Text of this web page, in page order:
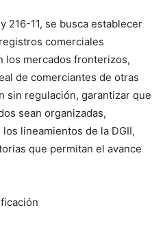
216-11, se busca establecer
comerciales
los mercados fronterizos,
de comerciantes de otras
sin regulación, garantizar que
sean organizadas,
lineamientos de la DGII,
que permitan el avance